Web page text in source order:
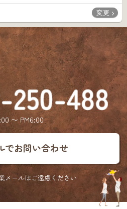
変更
〜 PM6:00
でお問い合わせ
メールはご遠慮ください